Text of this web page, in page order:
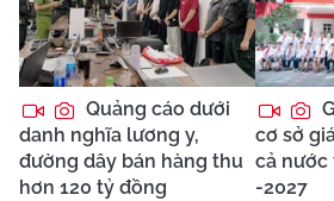
Quảng cáo dưới
danh nghĩa lương y,
đường dây bán hàng thu
hơn 120 tỷ đồng
cơ sở
cả nước
-2027